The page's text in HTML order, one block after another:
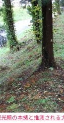
頼の本拠と推測される